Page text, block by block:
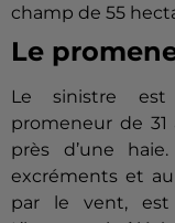
champ de 55
Le
Le sinistre est
promeneur de
près d’une
excréments et
par le vent,